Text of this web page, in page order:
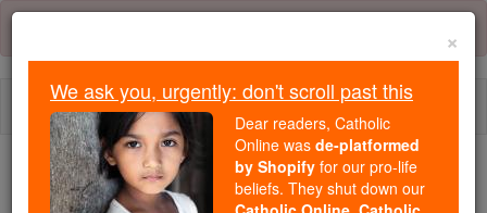
Skip
content
Because of You, 2.2 Million
×
We ask you, urgently: don't scroll past this
Dear readers, Catholic
Online was de-platformed
by Shopify for our pro-life
beliefs. They shut down our